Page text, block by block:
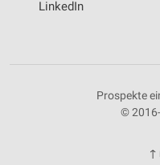
LinkedIn
Prospekte
©
↑